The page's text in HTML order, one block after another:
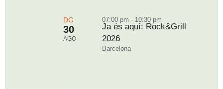
DG
30
AGO
07:00 pm - 10:30 pm
Ja és aquí: Rock&Grill
2026
Barcelona